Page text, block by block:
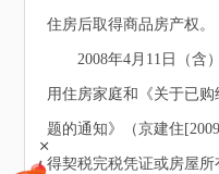
住房后取得商品房产权。
2008年4月11日（含
用住房家庭和《关于已
题的通知》（京建住
得契税完税凭证或房屋
+